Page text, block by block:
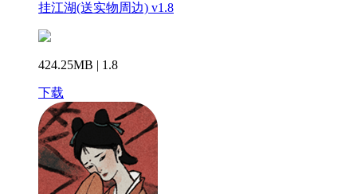
挂江湖(送实物周边) v1.8
424.25MB | 1.8
下载